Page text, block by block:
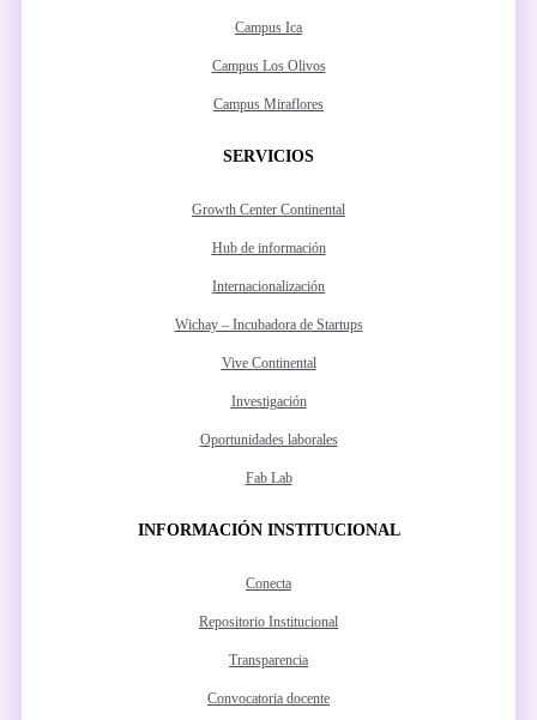
Campus Ica
Campus Los Olivos
Campus Miraflores
SERVICIOS
Growth Center Continental
Hub de información
Internacionalización
Wichay – Incubadora de Startups
Vive Continental
Investigación
Oportunidades laborales
Fab Lab
INFORMACIÓN INSTITUCIONAL
Conecta
Repositorio Institucional
Transparencia
Convocatoria docente